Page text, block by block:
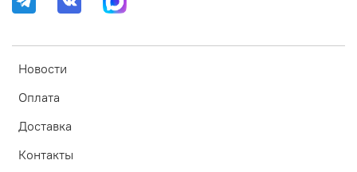
Новости
Оплата
Доставка
Контакты